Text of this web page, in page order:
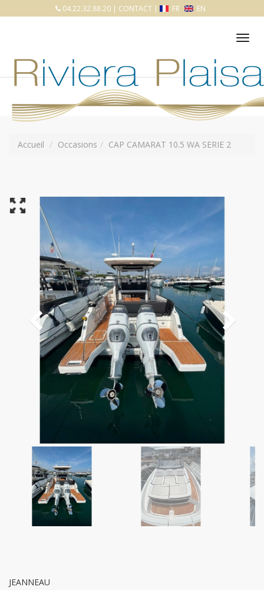
04.22.32.88.20 | CONTACT | FR EN
Accueil Occasions CAP CAMARAT 10.5 WA SERIE 2
JEANNEAU